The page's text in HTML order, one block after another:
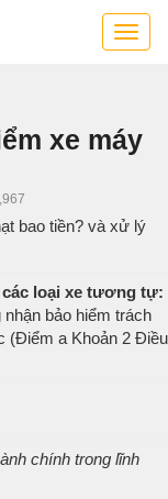
Cẩm
thông
kỹ
xe
xe máy
bao tiền? và xử lý
các loại xe tương tự:
bảo hiểm trách
(Điểm a Khoản 2 Điều
chính trong lĩnh